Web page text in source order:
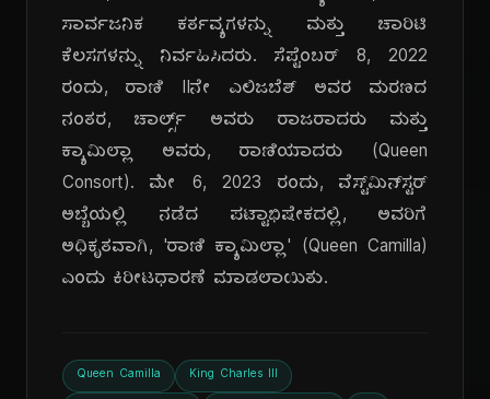
ಸಾರ್ವಜನಿಕ ಕರ್ತವ್ಯಗಳನ್ನು ಮತ್ತು ಚಾರಿಟಿ
ಕೆಲಸಗಳನ್ನು ನಿರ್ವಹಿಸಿದರು. ಸೆಪ್ಟೆಂಬರ್ 8, 2022
ರಂದು, ರಾಣಿ IIನೇ ಎಲಿಜಬೆತ್ ಅವರ ಮರಣದ
ನಂತರ, ಚಾರ್ಲ್ಸ್ ಅವರು ರಾಜರಾದರು ಮತ್ತು
ಕ್ಯಾಮಿಲ್ಲಾ ಅವರು, ರಾಣಿಯಾದರು (Queen
Consort). ಮೇ 6, 2023 ರಂದು, ವೆಸ್ಟ್‌ಮಿನ್‌ಸ್ಟರ್
ಅಬ್ಬೆಯಲ್ಲಿ ನಡೆದ ಪಟ್ಟಾಭಿಷೇಕದಲ್ಲಿ, ಅವರಿಗೆ
ಅಧಿಕೃತವಾಗಿ, 'ರಾಣಿ ಕ್ಯಾಮಿಲ್ಲಾ' (Queen Camilla)
ಎಂದು ಕಿರೀಟಧಾರಣೆ ಮಾಡಲಾಯಿತು.
Queen Camilla King Charles III